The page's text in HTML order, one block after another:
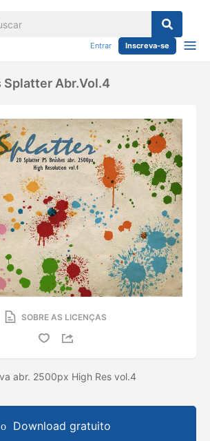
Entrar Inscreva-se
Splatter Abr.vol.4
SOBRE AS LICENÇAS
abr. 2500px High Res vol.4
Download gratuito